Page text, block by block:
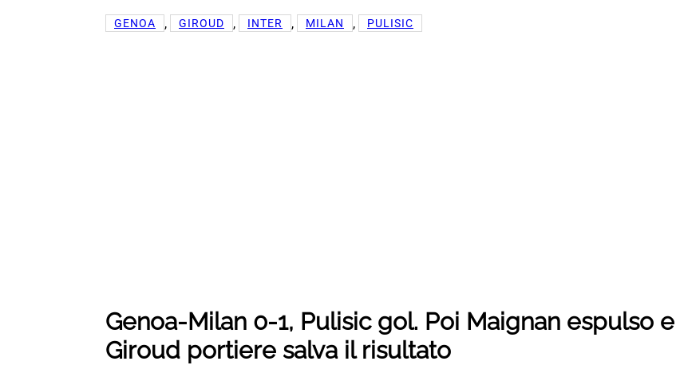
GENOA , GIROUD , INTER , MILAN , PULISIC
Genoa-Milan 0-1, Pulisic gol. Poi Maignan espulso e
Giroud portiere salva il risultato